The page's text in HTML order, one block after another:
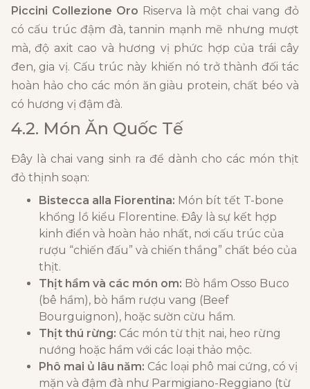
Piccini Collezione Oro Riserva là một chai vang đỏ
có cấu trúc đậm đà, tannin mạnh mẽ nhưng mượt
mà, độ axit cao và hương vị phức hợp của trái cây
đen, gia vị. Cấu trúc này khiến nó trở thành đối tác
hoàn hảo cho các món ăn giàu protein, chất béo và
có hương vị đậm đà.
4.2. Món Ăn Quốc Tế
Đây là chai vang sinh ra để dành cho các món thịt
đỏ thịnh soạn:
Bistecca alla Fiorentina: Món bít tết T-bone
khổng lồ kiểu Florentine. Đây là sự kết hợp
kinh điển và hoàn hảo nhất, nơi cấu trúc của
rượu “chiến đấu” và chiến thắng” chất béo của
thịt.
Thịt hầm và các món om: Bò hầm Osso Buco
(bê hầm), bò hầm rượu vang (Beef
Bourguignon), hoặc sườn cừu hầm.
Thịt thú rừng: Các món từ thịt nai, heo rừng
nướng hoặc hầm với các loại thảo mộc.
Phô mai ủ lâu năm: Các loại phô mai cứng, có vị
mặn và đậm đà như Parmigiano-Reggiano (từ